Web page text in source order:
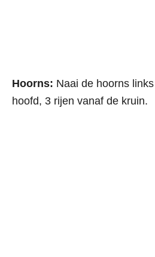
Hoorns: Naai de hoorns
hoofd, 3 rijen vanaf de kruin.